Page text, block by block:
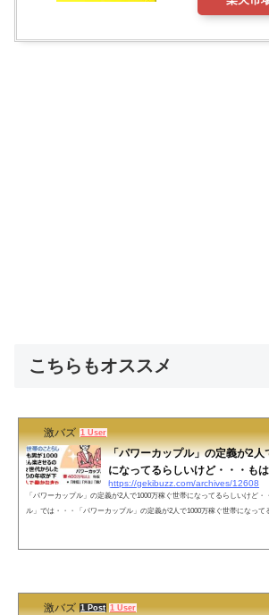
こちらもオススメ
激バズ 1 User
「パワーカップル」の定義が2
になってるらしいけど・・・も
https://gekibuzz.com/archives/12608
「パワーカップル」の定義が2人で1000万稼ぐ世帯になってるらしいけど
ル」では・・・「パワーカップル」の定義が2人で1000万稼ぐ世帯になって
激バズ 1 Post 1 User